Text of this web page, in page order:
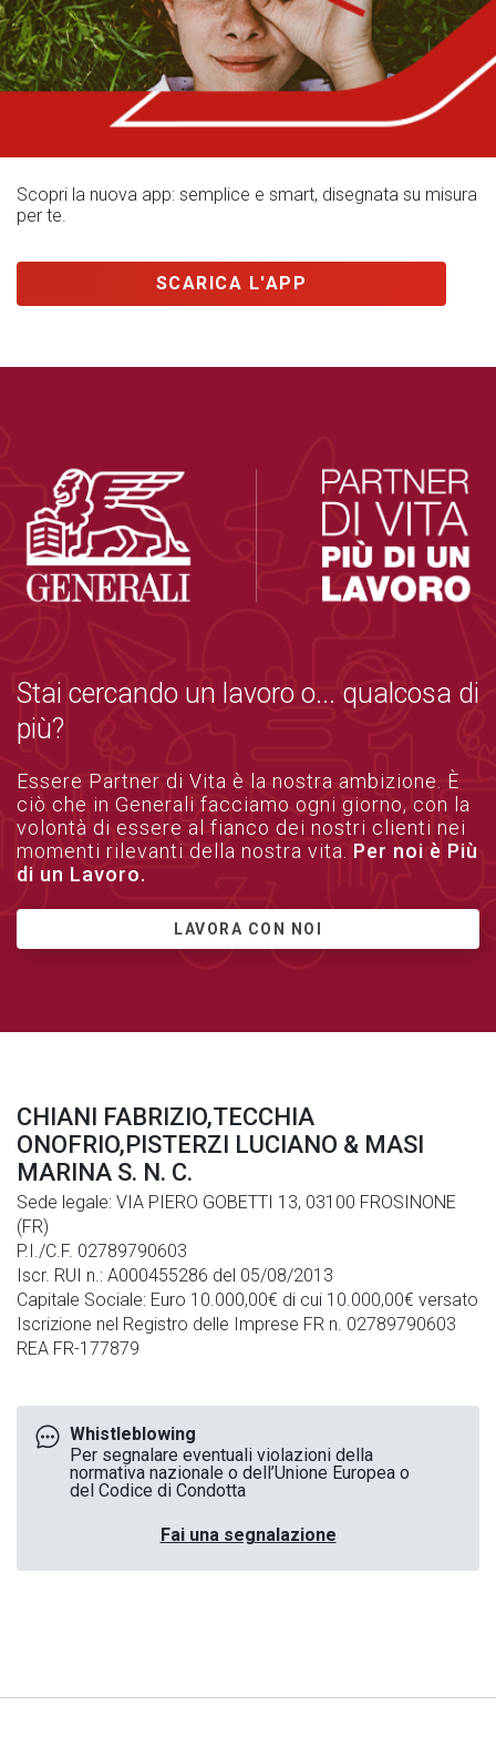
Scopri la nuova app: semplice e smart, disegnata su misura
per te.
SCARICA L'APP
Stai cercando un lavoro o... qualcosa di
più?
Essere Partner di Vita è la nostra ambizione. È
ciò che in Generali facciamo ogni giorno, con la
volontà di essere al fianco dei nostri clienti nei
momenti rilevanti della nostra vita. Per noi è Più
di un Lavoro.
LAVORA CON NOI
CHIANI FABRIZIO,TECCHIA
ONOFRIO,PISTERZI LUCIANO & MASI
MARINA S. N. C.
Sede legale: VIA PIERO GOBETTI 13, 03100 FROSINONE
(FR)
P.I./C.F. 02789790603
Iscr. RUI n.: A000455286 del 05/08/2013
Capitale Sociale: Euro 10.000,00€ di cui 10.000,00€ versato
Iscrizione nel Registro delle Imprese FR n. 02789790603
REA FR-177879
Whistleblowing
Per segnalare eventuali violazioni della
normativa nazionale o dell’Unione Europea o
del Codice di Condotta
Fai una segnalazione